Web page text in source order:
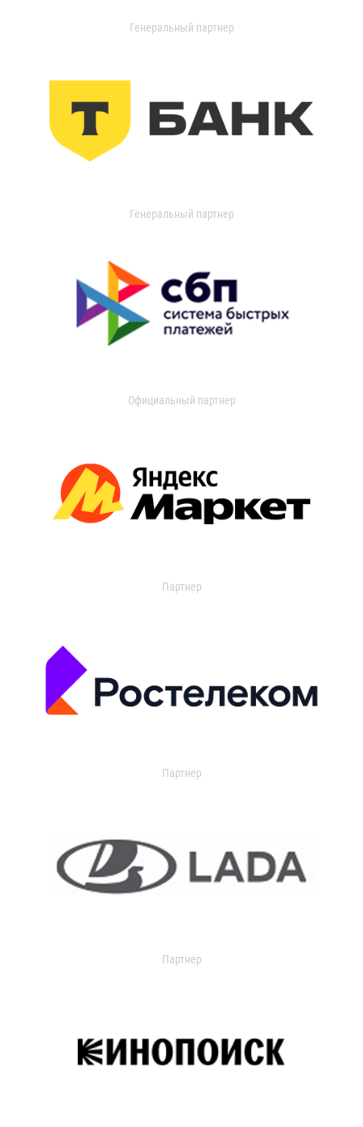
Генеральный партнер
Генеральный партнер
Официальный партнер
Партнер
Партнер
Партнер